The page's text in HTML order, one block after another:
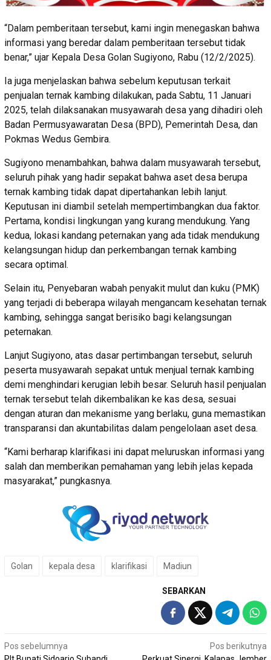
“Dalam pemberitaan tersebut, kami ingin menegaskan bahwa
informasi yang beredar dalam pemberitaan tersebut tidak
benar,” ujar Kepala Desa Golan Sugiyono, Rabu (12/2/2025).
Ia juga menjelaskan bahwa sebelum keputusan terkait
penjualan ternak kambing dilakukan, pada Sabtu, 11 Januari
2025, telah dilaksanakan musyawarah desa yang dihadiri oleh
Badan Permusyawaratan Desa (BPD), Pemerintah Desa, dan
Pokmas Wedus Gembira.
Sugiyono menambahkan, bahwa dalam musyawarah tersebut,
seluruh pihak yang hadir sepakat bahwa aset desa berupa
ternak kambing tidak dapat dipertahankan lebih lanjut.
Keputusan ini diambil setelah mempertimbangkan dua faktor.
Pertama, kondisi lingkungan yang kurang mendukung. Yang
kedua, lokasi kandang peternakan yang ada tidak mendukung
kelangsungan hidup dan perkembangan ternak kambing
secara optimal.
Selain itu, Penyebaran wabah penyakit mulut dan kuku (PMK)
yang terjadi di beberapa wilayah mengancam kesehatan ternak
kambing, sehingga sangat berisiko bagi kelangsungan
peternakan.
Lanjut Sugiyono, atas dasar pertimbangan tersebut, seluruh
peserta musyawarah sepakat untuk menjual ternak kambing
demi menghindari kerugian lebih besar. Seluruh hasil penjualan
ternak tersebut telah dikembalikan ke kas desa, sesuai
dengan aturan dan mekanisme yang berlaku, guna memastikan
transparansi dan akuntabilitas dalam pengelolaan aset desa.
“Kami berharap klarifikasi ini dapat meluruskan informasi yang
salah dan memberikan pemahaman yang lebih jelas kepada
masyarakat,” pungkasnya.
Golan kepala desa klarifikasi Madiun
SEBARKAN
Navigasi
Pos sebelumnya
Pos berikutnya